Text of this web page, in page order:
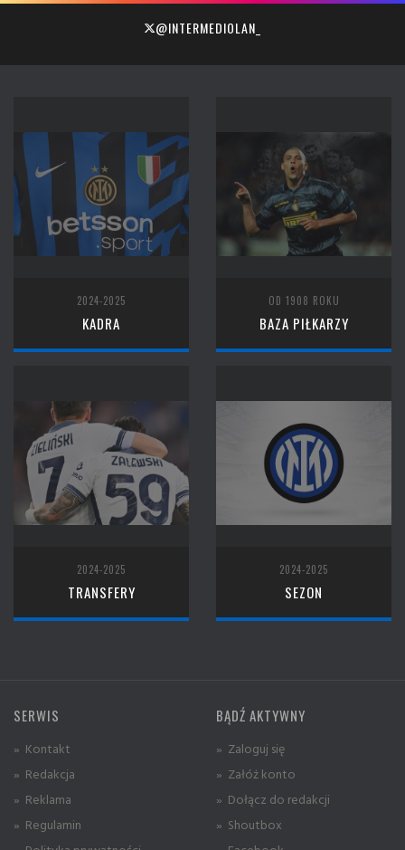
@INTERMEDIOLAN_
2024-2025
KADRA
OD 1908 ROKU
BAZA PIŁKARZY
2024-2025
TRANSFERY
2024-2025
SEZON
SERWIS
» Kontakt
» Redakcja
» Reklama
» Regulamin
BĄDŹ AKTYWNY
» Zaloguj się
» Załóż konto
» Dołącz do redakcji
» Shoutbox